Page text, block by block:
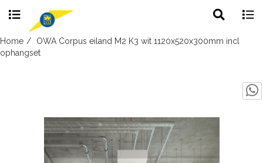
Skip
to
search
Home
OWA Corpus eiland M2 K3 wit 1120x520x300mm incl
ophangset